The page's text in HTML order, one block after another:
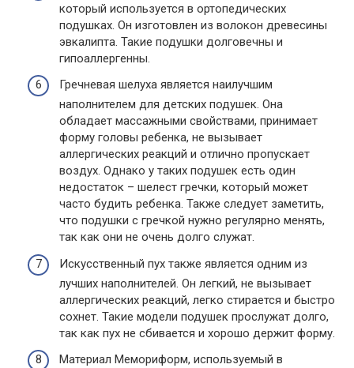
который используется в ортопедических
подушках. Он изготовлен из волокон древесины
эвкалипта. Такие подушки долговечны и
гипоаллергенны.
Гречневая шелуха является наилучшим
наполнителем для детских подушек. Она
обладает массажными свойствами, принимает
форму головы ребенка, не вызывает
аллергических реакций и отлично пропускает
воздух. Однако у таких подушек есть один
недостаток – шелест гречки, который может
часто будить ребенка. Также следует заметить,
что подушки с гречкой нужно регулярно менять,
так как они не очень долго служат.
Искусственный пух также является одним из
лучших наполнителей. Он легкий, не вызывает
аллергических реакций, легко стирается и быстро
сохнет. Такие модели подушек прослужат долго,
так как пух не сбивается и хорошо держит форму.
Материал Мемориформ, используемый в